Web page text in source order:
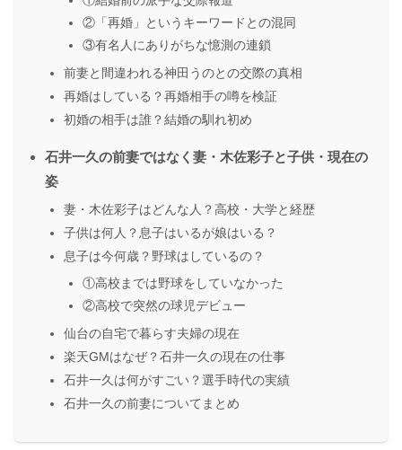
②「再婚」というキーワードとの混同
③有名人にありがちな憶測の連鎖
前妻と間違われる神田うのとの交際の真相
再婚はしている？再婚相手の噂を検証
初婚の相手は誰？結婚の馴れ初め
石井一久の前妻ではなく妻・木佐彩子と子供・現在の
姿
妻・木佐彩子はどんな人？高校・大学と経歴
子供は何人？息子はいるが娘はいる？
息子は今何歳？野球はしているの？
①高校までは野球をしていなかった
②高校で突然の球児デビュー
仙台の自宅で暮らす夫婦の現在
楽天GMはなぜ？石井一久の現在の仕事
石井一久は何がすごい？選手時代の実績
石井一久の前妻についてまとめ